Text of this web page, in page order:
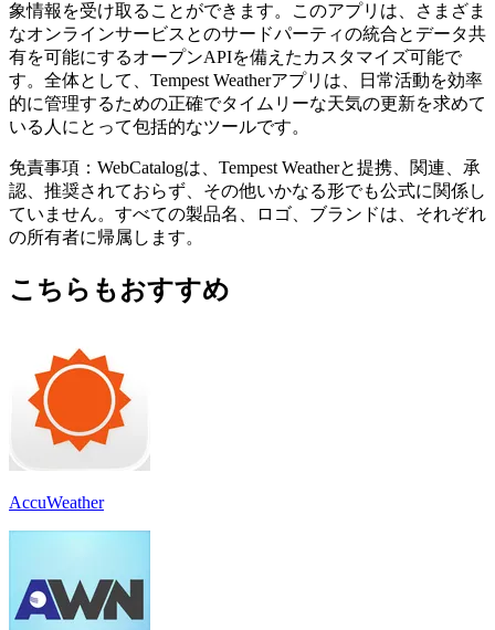
象情報を受け取ることができます。このアプリは、さまざま
なオンラインサービスとのサードパーティの統合とデータ共
有を可能にするオープンAPIを備えたカスタマイズ可能で
す。全体として、Tempest Weatherアプリは、日常活動を効率
的に管理するための正確でタイムリーな天気の更新を求めて
いる人にとって包括的なツールです。
免責事項：WebCatalogは、Tempest Weatherと提携、関連、承
認、推奨されておらず、その他いかなる形でも公式に関係し
ていません。すべての製品名、ロゴ、ブランドは、それぞれ
の所有者に帰属します。
こちらもおすすめ
AccuWeather